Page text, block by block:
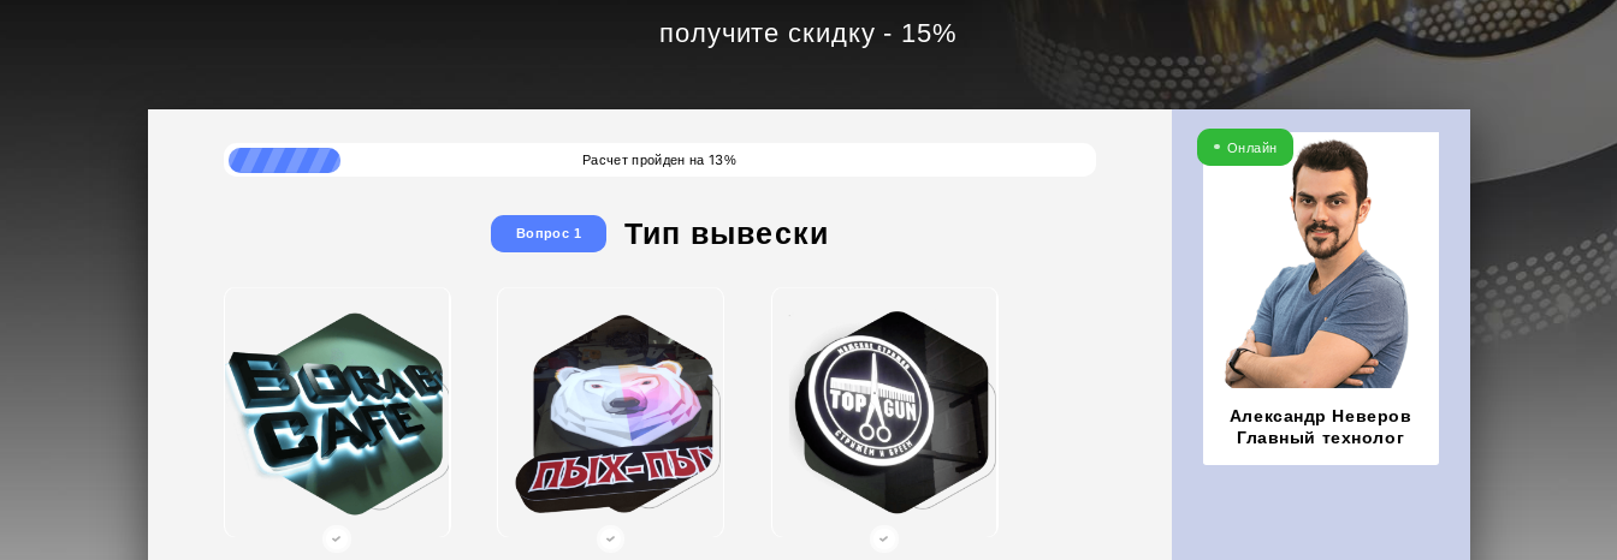
получите скидку - 15%
Расчет пройден на13%
Вопрос 1 Тип вывески
Онлайн
Александр Неверов
Главный технолог